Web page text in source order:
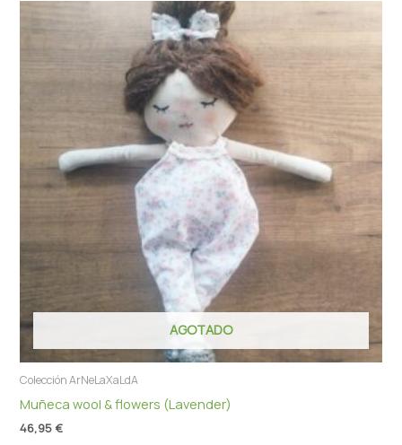
AGOTADO
Colección ArNeLaXaLdA
Muñeca wool & flowers (Lavender)
46,95 €